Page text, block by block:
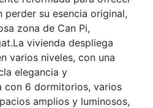
su esencia original,
zona de Can Pi,
vivienda despliega
varios niveles, con una
elegancia y
con 6 dormitorios, varios
amplios y luminosos,